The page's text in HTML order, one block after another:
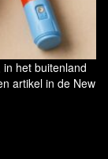
het buitenland
artikel in de New